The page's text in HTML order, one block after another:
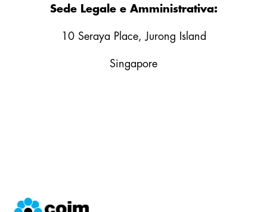
Sede Legale e Amministrativa:
10 Seraya Place, Jurong Island
Singapore